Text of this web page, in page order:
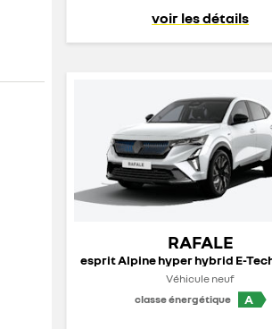
voir les détails
RAFALE
Véhicule neuf
classe énergétique
A